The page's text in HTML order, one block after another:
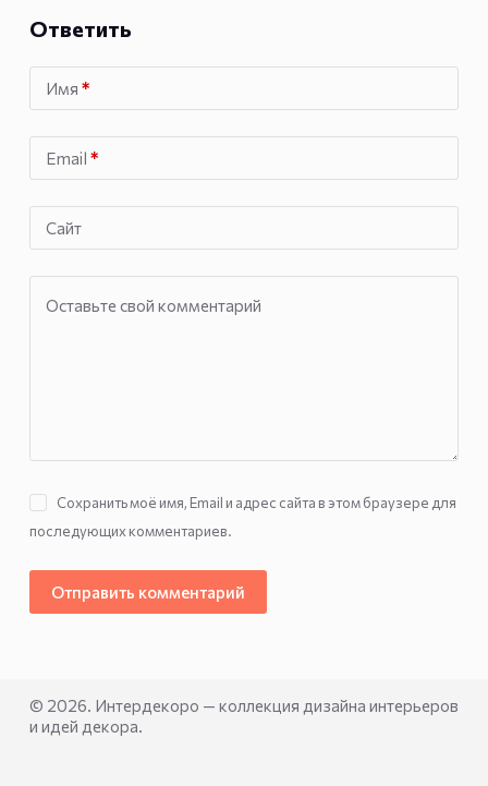
Ответить
Имя *
Email *
Сайт
Оставьте свой комментарий
Сохранить моё имя, Email и адрес сайта в этом браузере для
последующих комментариев.
Отправить комментарий
© 2026. Интердекоро — коллекция дизайна интерьеров
и идей декора.